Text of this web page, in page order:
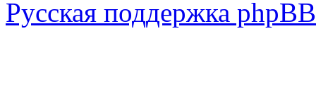
Русская поддержка phpBB